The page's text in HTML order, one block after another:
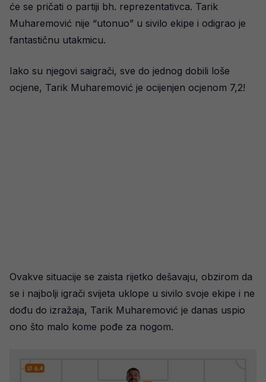
će se pričati o partiji bh. reprezentativca. Tarik
Muharemović nije “utonuo” u sivilo ekipe i odigrao je
fantastičnu utakmicu.
Iako su njegovi saigrači, sve do jednog dobili loše
ocjene, Tarik Muharemović je ocijenjen ocjenom 7,2!
Ovakve situacije se zaista rijetko dešavaju, obzirom da
se i najbolji igrači svijeta uklope u sivilo svoje ekipe i ne
dođu do izražaja, Tarik Muharemović je danas uspio
ono što malo kome pođe za nogom.